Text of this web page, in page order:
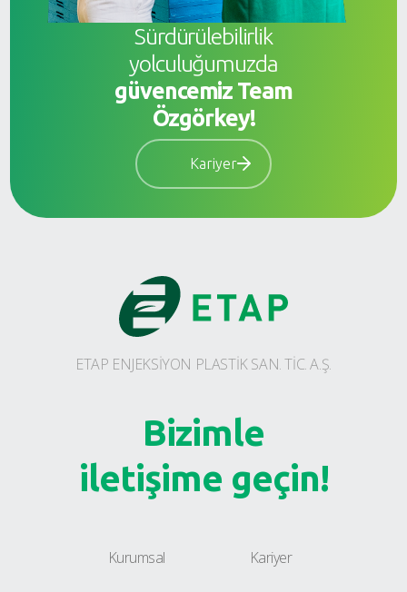
Sürdürülebilirlik
yolculuğumuzda
güvencemiz Team
Özgörkey!
Kariyer
ETAP ENJEKSİYON PLASTİK SAN. TİC. A.Ş.
Bizimle
iletişime geçin!
Kurumsal Kariyer